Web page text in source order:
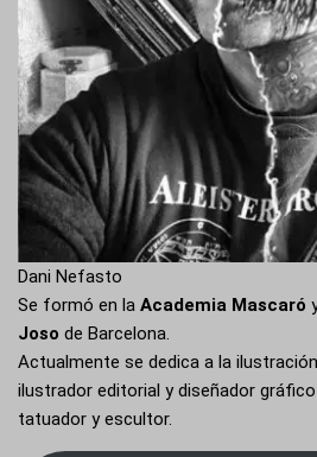
Dani Nefasto
Se formó en la Academia Mascaró
Joso de Barcelona.
Actualmente se dedica a la
ilustrador editorial y diseñador
tatuador y escultor.